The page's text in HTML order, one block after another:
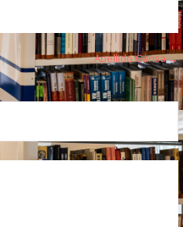
Apellido Garisa →